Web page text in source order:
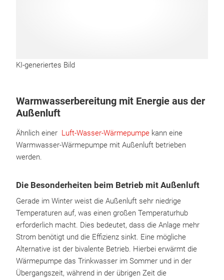
KI-generiertes Bild
Warmwasserbereitung mit Energie aus der
Außenluft
Ähnlich einer Luft-Wasser-Wärmepumpe kann eine
Warmwasser-Wärmepumpe mit Außenluft betrieben
werden.
Die Besonderheiten beim Betrieb mit Außenluft
Gerade im Winter weist die Außenluft sehr niedrige
Temperaturen auf, was einen großen Temperaturhub
erforderlich macht. Dies bedeutet, dass die Anlage mehr
Strom benötigt und die Effizienz sinkt. Eine mögliche
Alternative ist der bivalente Betrieb. Hierbei erwärmt die
Wärmepumpe das Trinkwasser im Sommer und in der
Übergangszeit, während in der übrigen Zeit die